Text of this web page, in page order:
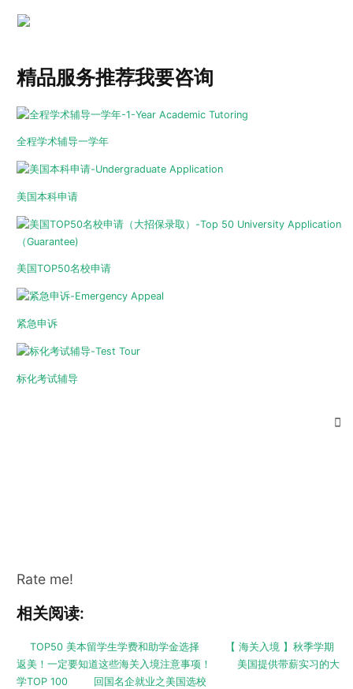
精品服务推荐我要咨询
全程学术辅导一学年
美国本科申请
美国TOP50名校申请
紧急申诉
标化考试辅导
Rate me!
相关阅读:
TOP50 美本留学生学费和助学金选择
【 海关入境 】秋季学期
返美！一定要知道这些海关入境注意事项！
美国提供带薪实习的大
学TOP 100
回国名企就业之美国选校